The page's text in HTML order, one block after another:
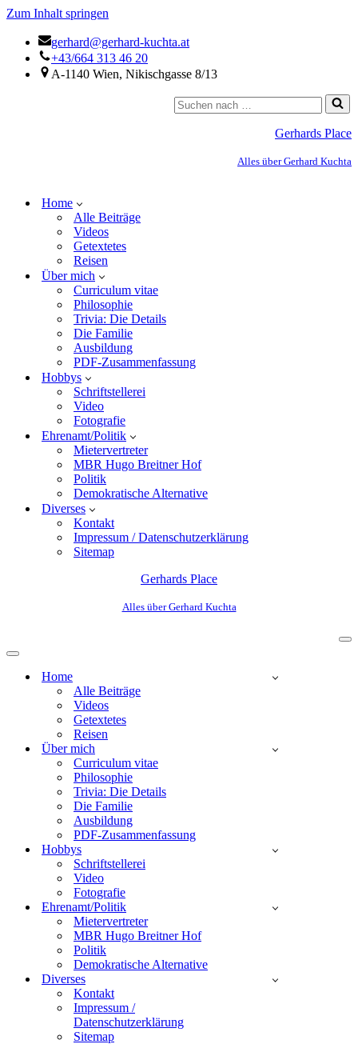
Zum Inhalt springen
gerhard@gerhard-kuchta.at
+43/664 313 46 20
A-1140 Wien, Nikischgasse 8/13
Gerhards Place
Alles über Gerhard Kuchta
Home
Alle Beiträge
Videos
Getextetes
Reisen
Über mich
Curriculum vitae
Philosophie
Trivia: Die Details
Die Familie
Ausbildung
PDF-Zusammenfassung
Hobbys
Schriftstellerei
Video
Fotografie
Ehrenamt/Politik
Mietervertreter
MBR Hugo Breitner Hof
Politik
Demokratische Alternative
Diverses
Kontakt
Impressum / Datenschutzerklärung
Sitemap
Gerhards Place
Alles über Gerhard Kuchta
Home
Alle Beiträge
Videos
Getextetes
Reisen
Über mich
Curriculum vitae
Philosophie
Trivia: Die Details
Die Familie
Ausbildung
PDF-Zusammenfassung
Hobbys
Schriftstellerei
Video
Fotografie
Ehrenamt/Politik
Mietervertreter
MBR Hugo Breitner Hof
Politik
Demokratische Alternative
Diverses
Kontakt
Impressum /
Datenschutzerklärung
Sitemap